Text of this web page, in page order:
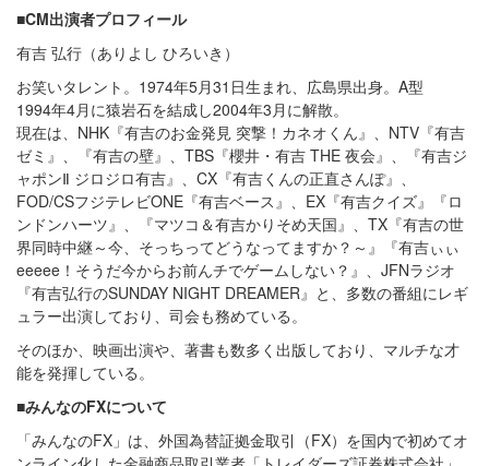
■CM出演者プロフィール
有吉 弘行（ありよし ひろいき）
お笑いタレント。1974年5月31日生まれ、広島県出身。A型
1994年4月に猿岩石を結成し2004年3月に解散。
現在は、NHK『有吉のお金発見 突撃！カネオくん』、NTV『有吉
ゼミ』、『有吉の壁』、TBS『櫻井・有吉 THE 夜会』、『有吉ジ
ャポンⅡ ジロジロ有吉』、CX『有吉くんの正直さんぽ』、
FOD/CSフジテレビONE『有吉ベース』、EX『有吉クイズ』『ロ
ンドンハーツ』、『マツコ＆有吉かりそめ天国』、TX『有吉の世
界同時中継～今、そっちってどうなってますか？～』『有吉ぃぃ
eeeee！そうだ今からお前んチでゲームしない？』、JFNラジオ
『有吉弘行のSUNDAY NIGHT DREAMER』と、多数の番組にレギ
ュラー出演しており、司会も務めている。
そのほか、映画出演や、著書も数多く出版しており、マルチな才
能を発揮している。
■みんなのFXについて
「みんなのFX」は、外国為替証拠金取引（FX）を国内で初めてオ